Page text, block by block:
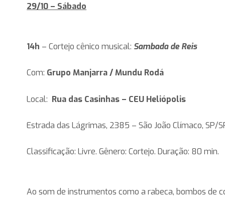
29/10 – Sábado
14h – Cortejo cênico musical: Sambada de Reis
Com: Grupo Manjarra / Mundu Rodá
Local: Rua das Casinhas – CEU Heliópolis
Estrada das Lágrimas, 2385 – São João Clímaco, SP/
Classificação: Livre. Gênero: Cortejo. Duração: 80 min.
Ao som de instrumentos como a rabeca, bombos de